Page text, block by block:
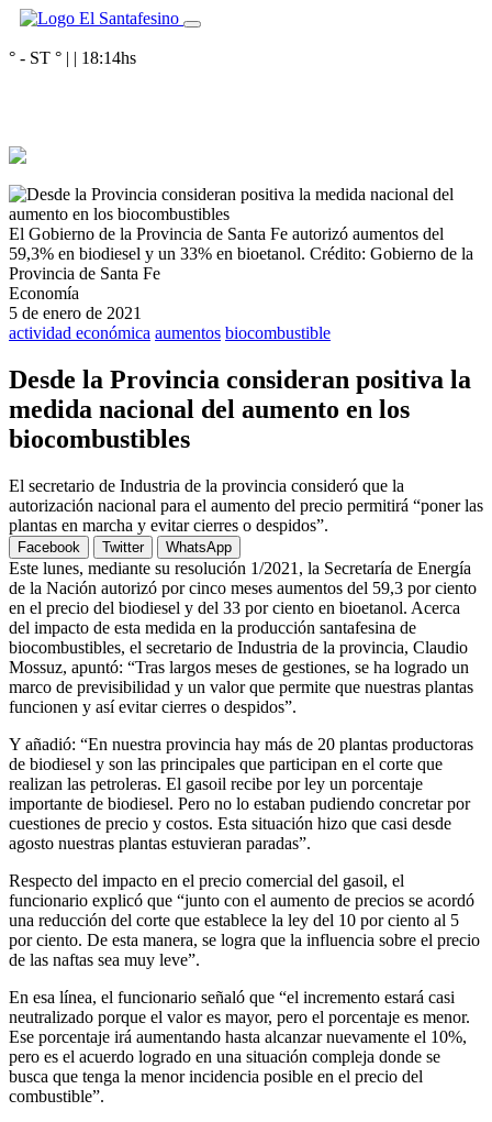
° - ST ° | | 18:14hs
El Gobierno de la Provincia de Santa Fe autorizó aumentos del
59,3% en biodiesel y un 33% en bioetanol. Crédito: Gobierno de la
Provincia de Santa Fe
Economía
5 de enero de 2021
actividad económica aumentos biocombustible
Desde la Provincia consideran positiva la
medida nacional del aumento en los
biocombustibles
El secretario de Industria de la provincia consideró que la
autorización nacional para el aumento del precio permitirá “poner las
plantas en marcha y evitar cierres o despidos”.
Facebook Twitter WhatsApp
Este lunes, mediante su resolución 1/2021, la Secretaría de Energía
de la Nación autorizó por cinco meses aumentos del 59,3 por ciento
en el precio del biodiesel y del 33 por ciento en bioetanol. Acerca
del impacto de esta medida en la producción santafesina de
biocombustibles, el secretario de Industria de la provincia, Claudio
Mossuz, apuntó: “Tras largos meses de gestiones, se ha logrado un
marco de previsibilidad y un valor que permite que nuestras plantas
funcionen y así evitar cierres o despidos”.
Y añadió: “En nuestra provincia hay más de 20 plantas productoras
de biodiesel y son las principales que participan en el corte que
realizan las petroleras. El gasoil recibe por ley un porcentaje
importante de biodiesel. Pero no lo estaban pudiendo concretar por
cuestiones de precio y costos. Esta situación hizo que casi desde
agosto nuestras plantas estuvieran paradas”.
Respecto del impacto en el precio comercial del gasoil, el
funcionario explicó que “junto con el aumento de precios se acordó
una reducción del corte que establece la ley del 10 por ciento al 5
por ciento. De esta manera, se logra que la influencia sobre el precio
de las naftas sea muy leve”.
En esa línea, el funcionario señaló que “el incremento estará casi
neutralizado porque el valor es mayor, pero el porcentaje es menor.
Ese porcentaje irá aumentando hasta alcanzar nuevamente el 10%,
pero es el acuerdo logrado en una situación compleja donde se
busca que tenga la menor incidencia posible en el precio del
combustible”.